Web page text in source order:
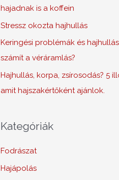
hajadnak is a koffein
Stressz okozta hajhullás
Keringési problémák és
számít a véráramlás?
Hajhullás, korpa, zsírosodás? 5
amit hajszakértőként ajánlok.
Kategóriák
Fodrászat
Hajápolás